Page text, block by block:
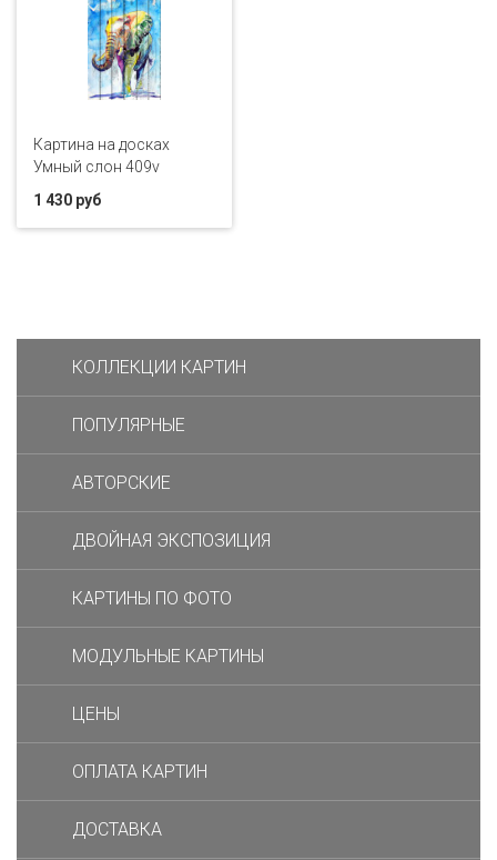
Картина на досках
Умный слон 409v
1 430 руб
КОЛЛЕКЦИИ КАРТИН
ПОПУЛЯРНЫЕ
АВТОРСКИЕ
ДВОЙНАЯ ЭКСПОЗИЦИЯ
КАРТИНЫ ПО ФОТО
МОДУЛЬНЫЕ КАРТИНЫ
ЦЕНЫ
ОПЛАТА КАРТИН
ДОСТАВКА